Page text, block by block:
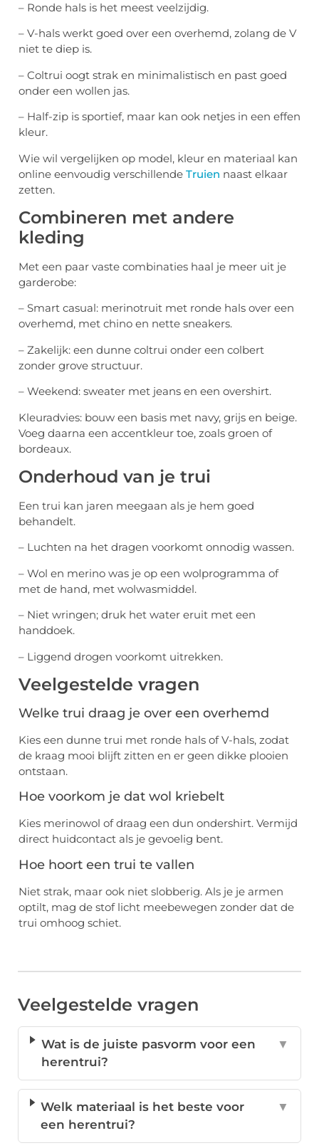
– Ronde hals is het meest veelzijdig.
– V-hals werkt goed over een overhemd, zolang de V
niet te diep is.
– Coltrui oogt strak en minimalistisch en past goed
onder een wollen jas.
– Half-zip is sportief, maar kan ook netjes in een effen
kleur.
Wie wil vergelijken op model, kleur en materiaal kan
online eenvoudig verschillende Truien naast elkaar
zetten.
Combineren met andere
kleding
Met een paar vaste combinaties haal je meer uit je
garderobe:
– Smart casual: merinotruit met ronde hals over een
overhemd, met chino en nette sneakers.
– Zakelijk: een dunne coltrui onder een colbert
zonder grove structuur.
– Weekend: sweater met jeans en een overshirt.
Kleuradvies: bouw een basis met navy, grijs en beige.
Voeg daarna een accentkleur toe, zoals groen of
bordeaux.
Onderhoud van je trui
Een trui kan jaren meegaan als je hem goed
behandelt.
– Luchten na het dragen voorkomt onnodig wassen.
– Wol en merino was je op een wolprogramma of
met de hand, met wolwasmiddel.
– Niet wringen; druk het water eruit met een
handdoek.
– Liggend drogen voorkomt uitrekken.
Veelgestelde vragen
Welke trui draag je over een overhemd
Kies een dunne trui met ronde hals of V-hals, zodat
de kraag mooi blijft zitten en er geen dikke plooien
ontstaan.
Hoe voorkom je dat wol kriebelt
Kies merinowol of draag een dun ondershirt. Vermijd
direct huidcontact als je gevoelig bent.
Hoe hoort een trui te vallen
Niet strak, maar ook niet slobberig. Als je je armen
optilt, mag de stof licht meebewegen zonder dat de
trui omhoog schiet.
Veelgestelde vragen
Wat is de juiste pasvorm voor een
herentrui?
▼
Welk materiaal is het beste voor
een herentrui?
▼